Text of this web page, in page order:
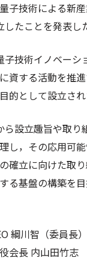
子技術による
したことを発表し
子技術イノベー
資する活動を推
的として設立され
ら設立趣旨や取
し，その応用可
確立に向けた取
る基盤の構築を
綱川智（委員長）
会長 内山田竹志